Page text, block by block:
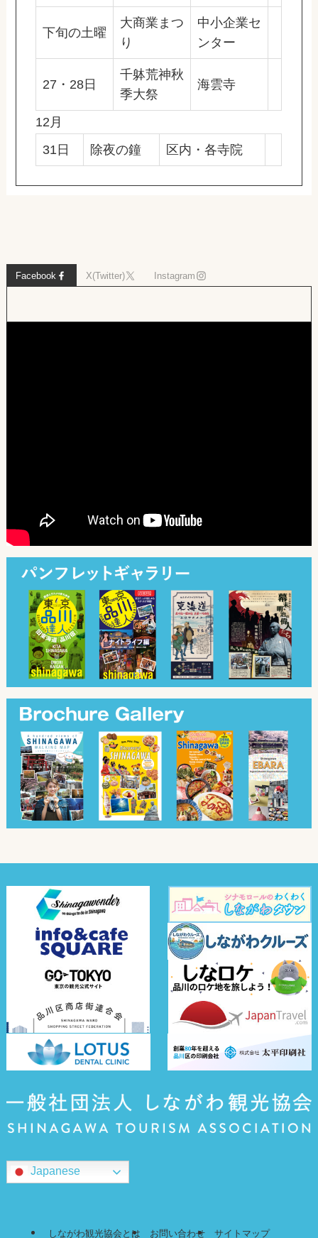
下旬の土曜
大商業まつ
り
中小企業セ
ンター
27・28日
千躰荒神秋
季大祭
海雲寺
12月
31日
除夜の鐘 区内・各寺院
Facebook X(Twitter) Instagram
Japanese
しながわ観光協会とは お問い合わせ サイトマップ